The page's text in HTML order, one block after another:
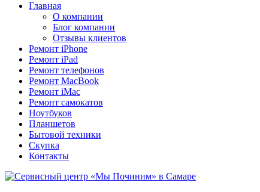
Главная
О компании
Блог компании
Отзывы клиентов
Ремонт iPhone
Ремонт iPad
Ремонт телефонов
Ремонт MacBook
Ремонт iMac
Ремонт самокатов
Ноутбуков
Планшетов
Бытовой техники
Скупка
Контакты